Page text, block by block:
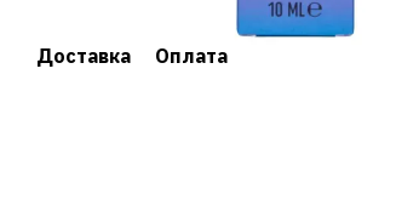
Доставка Оплата